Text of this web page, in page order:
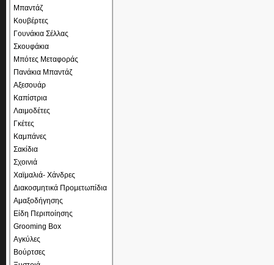
Μπαντάζ
Κουβέρτες
Γουνάκια Σέλλας
Σκουφάκια
Μπότες Μεταφοράς
Πανάκια Μπαντάζ
Αξεσουάρ
Καπίστρια
Λαιμοδέτες
Γκέτες
Καμπάνες
Σακίδια
Σχοινιά
Χαϊμαλιά- Χάνδρες
Διακοσμητικά Προμετωπίδια
Αμαξοδήγησης
Είδη Περιποίησης
Grooming Box
Αγκύλες
Βούρτσες